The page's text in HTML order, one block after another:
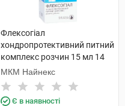
Флексогіал
хондропротективний питний
комплекс розчин 15 мл 14
пакетів
МКМ Найнекс
Є в наявності